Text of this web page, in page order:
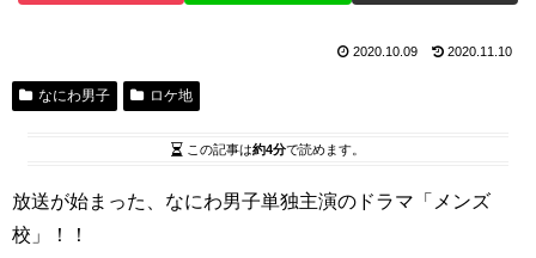
2020.10.09 2020.11.10
なにわ男子 ロケ地
この記事は約4分で読めます。
放送が始まった、なにわ男子単独主演のドラマ「メンズ
校」！！